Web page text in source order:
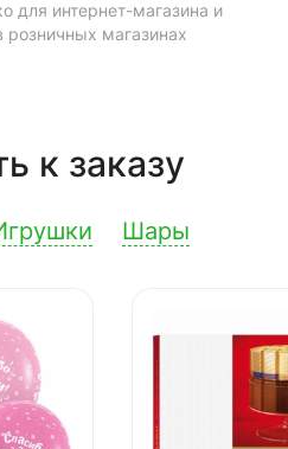
для интернет-магазина и
розничных магазинах
к заказу
Шары